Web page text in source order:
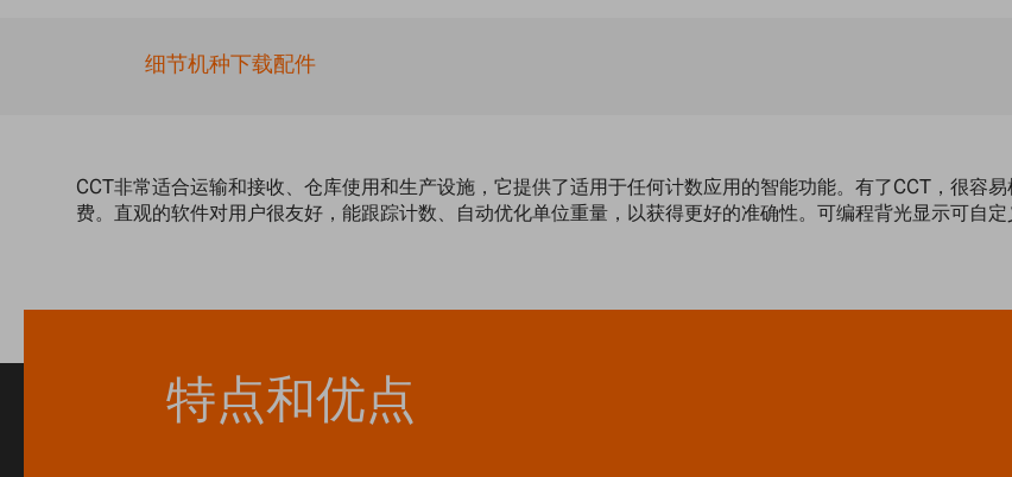
细节机种下载配件
CCT非常适合运输和接收、仓库使用和生产设施，它提供了适用于任何计数应用的智能功能。有了CCT，很容
费。直观的软件对用户很友好，能跟踪计数、自动优化单位重量，以获得更好的准确性。可编程背光显示可自定
特点和优点